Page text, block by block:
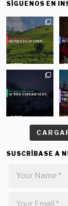
SÍGUENOS EN
SUSCRÍBASE A